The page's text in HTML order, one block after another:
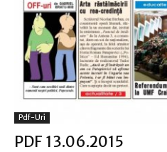
Pdf-Uri
PDF 13.06.2015